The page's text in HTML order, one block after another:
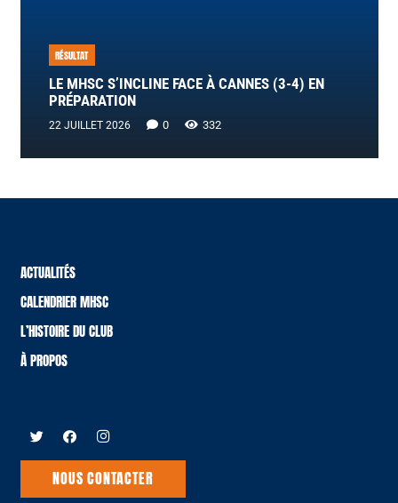
RÉSULTAT
LE MHSC S’INCLINE FACE À CANNES (3-4) EN
PRÉPARATION
22 JUILLET 2026 0 332
ACTUALITÉS
CALENDRIER MHSC
L’HISTOIRE DU CLUB
À PROPOS
NOUS CONTACTER